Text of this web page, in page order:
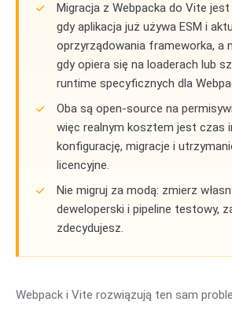
Migracja z Webpacka do Vite jest
gdy aplikacja już używa ESM i
oprzyrządowania frameworka, a
gdy opiera się na loaderach lub
runtime specyficznych dla
Oba są open-source na
więc realnym kosztem jest czas
konfigurację, migracje i
licencyjne.
Nie migruj za modą: zmierz
deweloperski i pipeline testowy,
zdecydujesz.
Webpack i Vite rozwiązują ten sam